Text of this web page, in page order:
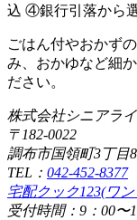
込 ④銀行引落から
ごはん付やおかず
み、おかゆなど細
ださい。
株式会社シニアラ
〒182-0022
調布市国領町3丁目
TEL： 042-452-8377
宅配クック123(ワ
受付時間：9：00〜